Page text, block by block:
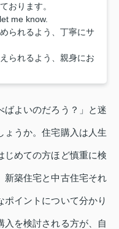
おります。
me know.
られるよう、丁寧にサ
られるよう、親身にお
ばよいのだろう？」と迷
ょうか。住宅購入は人生
じめての方ほど慎重に検
新築住宅と中古住宅それ
イントについて分かり
入を検討される方が、自